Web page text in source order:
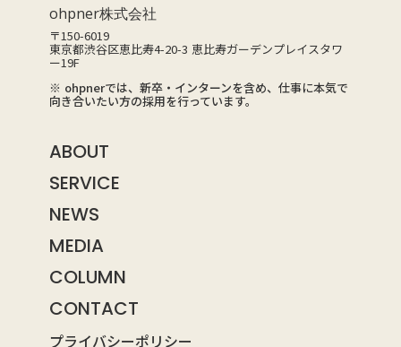
ohpner株式会社
〒150-6019
東京都渋谷区恵比寿4-20-3 恵比寿ガーデンプレイスタワ
ー19F
※ ohpnerでは、新卒・インターンを含め、仕事に本気で
向き合いたい方の採用を行っています。
ABOUT
SERVICE
NEWS
MEDIA
COLUMN
CONTACT
プライバシーポリシー